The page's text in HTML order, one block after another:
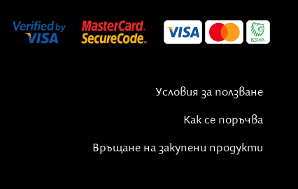
Условия за ползване
Как се поръчва
Връщане на закупени продукти